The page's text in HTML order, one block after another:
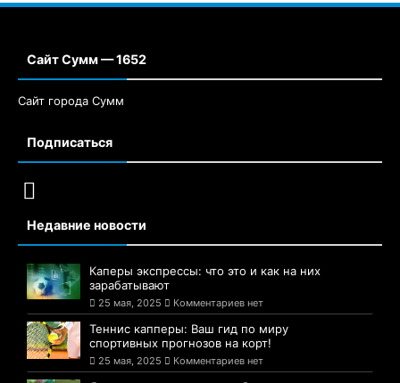
Сайт Сумм — 1652
Сайт города Сумм
Подписаться
Недавние новости
Каперы экспрессы: что это и как на них
зарабатывают
25 мая, 2025 Комментариев нет
Теннис капперы: Ваш гид по миру
спортивных прогнозов на корт!
25 мая, 2025 Комментариев нет